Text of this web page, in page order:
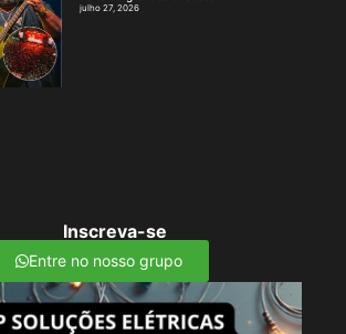
julho 27, 2026
Inscreva-se
Entre no nosso grupo